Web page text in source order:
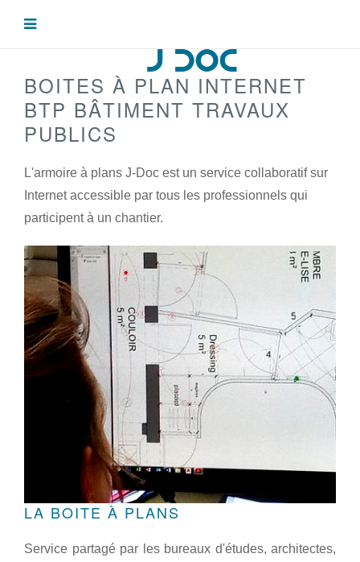
BOITES À PLAN INTERNET
BTP BÂTIMENT TRAVAUX
PUBLICS
L'armoire à plans J-Doc est un service collaboratif sur
Internet accessible par tous les professionnels qui
participent à un chantier.
LA BOITE À PLANS
Service partagé par les bureaux d'études, architectes,